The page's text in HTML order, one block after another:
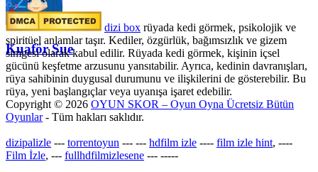
Kuaför Sue
dizi box rüyada kedi görmek​, psikolojik ve
spiritüel anlamlar taşır. Kediler, özgürlük, bağımsızlık ve gizem
simgesi olarak kabul edilir. Rüyada kedi görmek, kişinin içsel
gücünü keşfetme arzusunu yansıtabilir. Ayrıca, kedinin davranışları,
rüya sahibinin duygusal durumunu ve ilişkilerini de gösterebilir. Bu
rüya, yeni başlangıçlar veya uyanışa işaret edebilir.
Copyright © 2026 OYUN SKOR – Oyun Oyna Ücretsiz Bütün
Oyunlar- Tüm hakları saklıdır.
dizipalizle --- torrentoyun --- --- hdfilm izle ---- film izle hint, ----
Film İzle, --- fullhdfilmizlesene --- -----